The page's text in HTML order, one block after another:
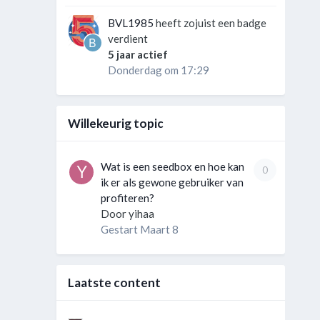
BVL1985 heeft zojuist een badge
verdient
5 jaar actief
Donderdag om 17:29
Willekeurig topic
0
Wat is een seedbox en hoe kan
ik er als gewone gebruiker van
profiteren?
Dooryihaa
Gestart Maart 8
Laatste content